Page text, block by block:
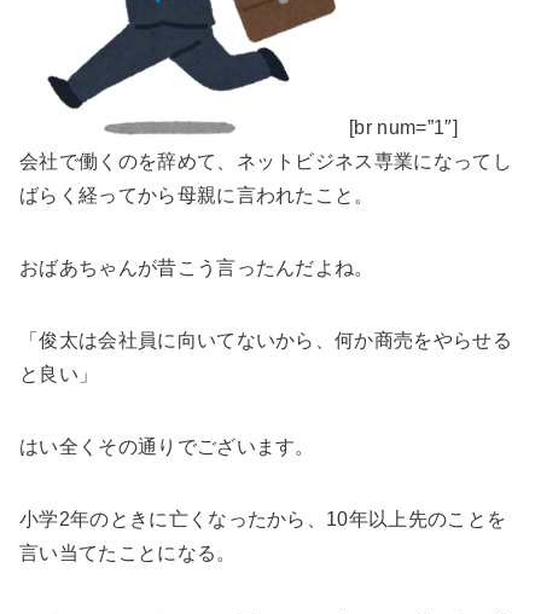
[br num=”1″]
会社で働くのを辞めて、ネットビジネス専業になってし
ばらく経ってから母親に言われたこと。
おばあちゃんが昔こう言ったんだよね。
「俊太は会社員に向いてないから、何か商売をやらせる
と良い」
はい全くその通りでございます。
小学2年のときに亡くなったから、10年以上先のことを
言い当てたことになる。